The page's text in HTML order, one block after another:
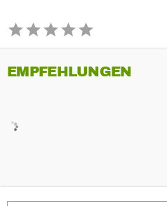
EMPFEHLUNGEN